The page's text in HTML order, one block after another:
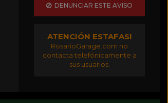
DENUNCIAR ESTE AVISO
ATENCIÓN ESTAFAS!
RosarioGarage.com no
contacta telefónicamente a
sus usuarios.